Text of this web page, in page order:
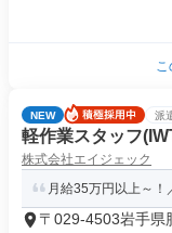
こ
NEW 派
軽作業スタッフ
株式会社エイジェック
月給35万円以上～！
〒029-4503岩手県